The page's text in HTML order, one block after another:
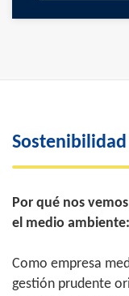
Sostenibilidad
Por qué nos
el medio ambiente:
Como empresa
gestión prudente